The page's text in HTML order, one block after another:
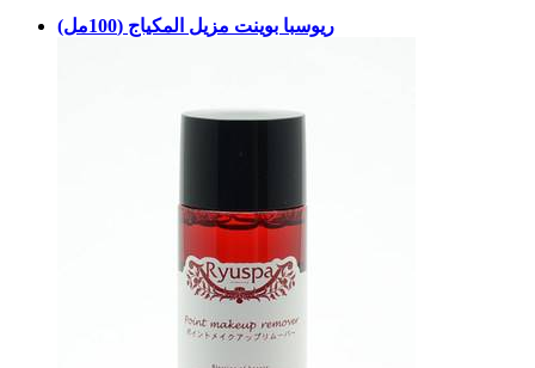
ريوسبا بوينت مزيل المكياج (100مل)